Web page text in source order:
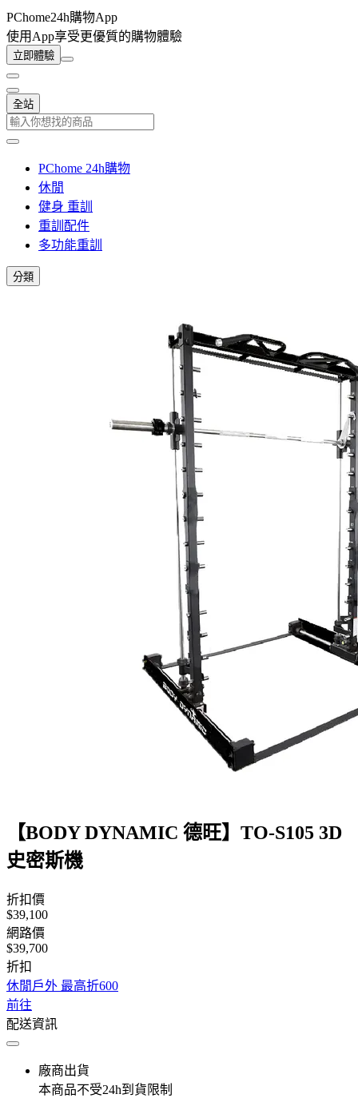
PChome24h購物App
使用App享受更優質的購物體驗
立即體驗
全站
PChome 24h購物
休閒
健身 重訓
重訓配件
多功能重訓
分類
【BODY DYNAMIC 德旺】TO-S105 3D
史密斯機
折扣價
$39,100
網路價
$39,700
折扣
休閒戶外 最高折600
前往
配送資訊
廠商出貨
本商品不受24h到貨限制